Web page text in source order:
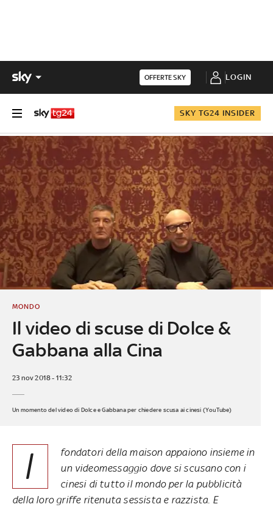
OFFERTE SKY LOGIN
SKY TG24 INSIDER
Il video di scuse di Dolce &
Gabbana alla Cina
MONDO
23 nov 2018 - 11:32
Un momento del video di Dolce e Gabbana per chiedere scusa ai cinesi (YouTube)
I
fondatori della maison appaiono insieme in
un videomessaggio dove si scusano con i
cinesi di tutto il mondo per la pubblicità
della loro griffe ritenuta sessista e razzista. E